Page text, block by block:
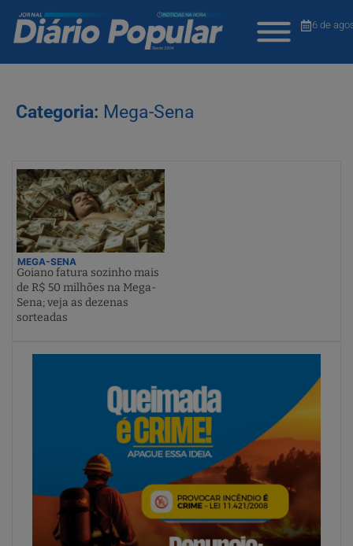
6 de
Categoria: Mega-Sena
MEGA-SENA
Goiano fatura sozinho mais
de R$ 50 milhões na Mega-
Sena; veja as dezenas
sorteadas